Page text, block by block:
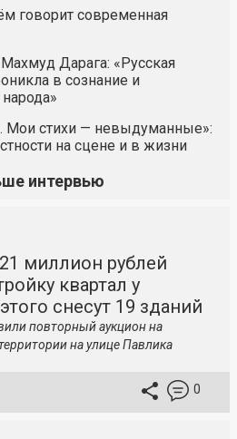
говорит современная
Дарага: «Русская
в сознание и
Мои стихи — невыдуманные»:
на сцене и в жизни
интервью
миллион рублей
квартал у
снесут 19 зданий
повторный аукцион на
на улице Павлика
0